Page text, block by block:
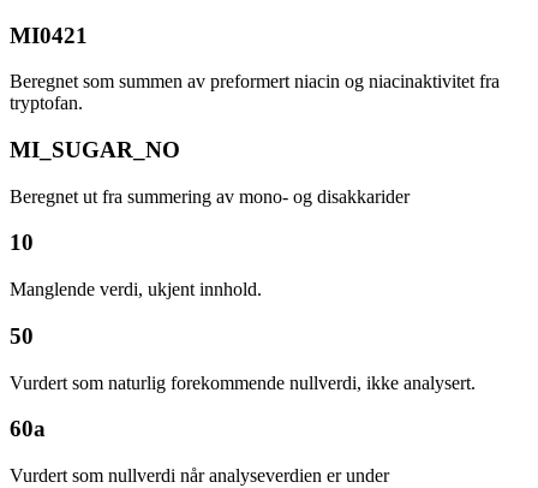
MI0421
Beregnet som summen av preformert niacin og niacinaktivitet fra
tryptofan.
MI_SUGAR_NO
Beregnet ut fra summering av mono- og disakkarider
10
Manglende verdi, ukjent innhold.
50
Vurdert som naturlig forekommende nullverdi, ikke analysert.
60a
Vurdert som nullverdi når analyseverdien er under